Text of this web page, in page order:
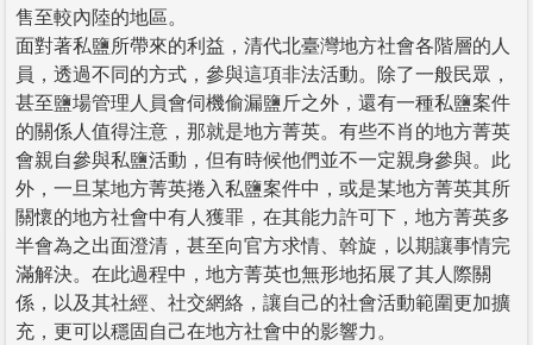
售至較內陸的地區。
面對著私鹽所帶來的利益，清代北臺灣地方社會各階層的人
員，透過不同的方式，參與這項非法活動。除了一般民眾，
甚至鹽場管理人員會伺機偷漏鹽斤之外，還有一種私鹽案件
的關係人值得注意，那就是地方菁英。有些不肖的地方菁英
會親自參與私鹽活動，但有時候他們並不一定親身參與。此
外，一旦某地方菁英捲入私鹽案件中，或是某地方菁英其所
關懷的地方社會中有人獲罪，在其能力許可下，地方菁英多
半會為之出面澄清，甚至向官方求情、斡旋，以期讓事情完
滿解決。在此過程中，地方菁英也無形地拓展了其人際關
係，以及其社經、社交網絡，讓自己的社會活動範圍更加擴
充，更可以穩固自己在地方社會中的影響力。